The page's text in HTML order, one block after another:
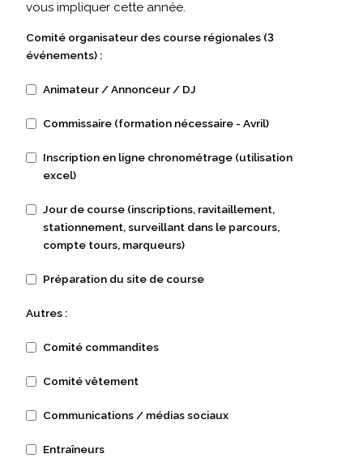
vous impliquer cette année.
Comité organisateur des course régionales (3
événements) :
Animateur / Annonceur / DJ
Commissaire (formation nécessaire - Avril)
Inscription en ligne chronométrage (utilisation
excel)
Jour de course (inscriptions, ravitaillement,
stationnement, surveillant dans le parcours,
compte tours, marqueurs)
Préparation du site de course
Autres :
Comité commandites
Comité vêtement
Communications / médias sociaux
Entraîneurs